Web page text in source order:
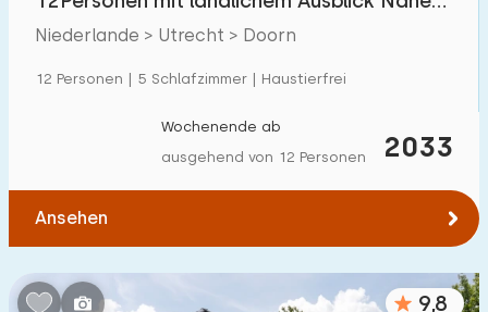
Ferienwohnung
Kindermöbel 122
Eingezäunter Garten
Utrechtse Heuvelrug
Niederlande > Utrecht > Doorn
12 Personen | 5 Schlafzimmer | Haustierfrei
2033
Wochenende ab
ausgehend von 12 Personen
Ansehen
9,8